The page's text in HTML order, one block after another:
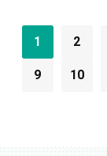
1 2
9 10